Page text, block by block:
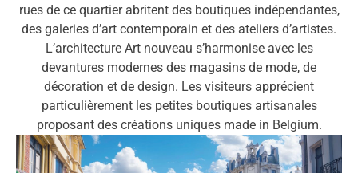
rues de ce quartier abritent des boutiques indépendantes,
des galeries d’art contemporain et des ateliers d’artistes.
L’architecture Art nouveau s’harmonise avec les
devantures modernes des magasins de mode, de
décoration et de design. Les visiteurs apprécient
particulièrement les petites boutiques artisanales
proposant des créations uniques made in Belgium.